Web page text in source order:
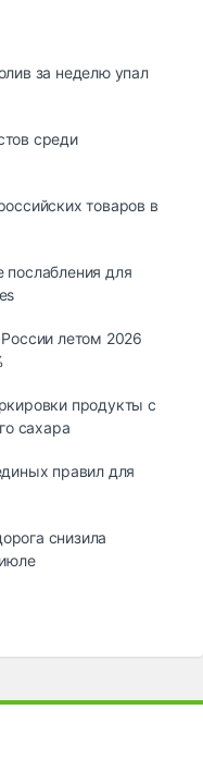
за неделю упал
среди
товаров в
для
летом 2026
продукты с
сахара
правил для
снизила